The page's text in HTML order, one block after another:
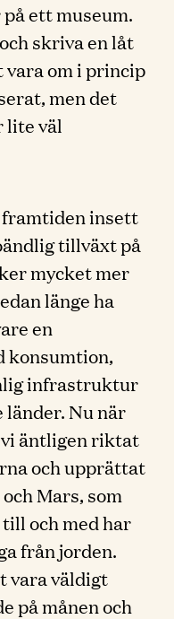
ett museum.
skriva en låt
vara om i princip
men det
lite väl
framtiden insett
tillväxt på
mycket mer
länge ha
en
konsumtion,
infrastruktur
Nu när
äntligen riktat
och upprättat
Mars, som
och med har
från jorden.
vara väldigt
på månen och